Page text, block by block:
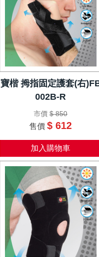
寶楷 拇指固定護套(右
002B-R
市價 $ 850
售價 $ 612
加入購物車